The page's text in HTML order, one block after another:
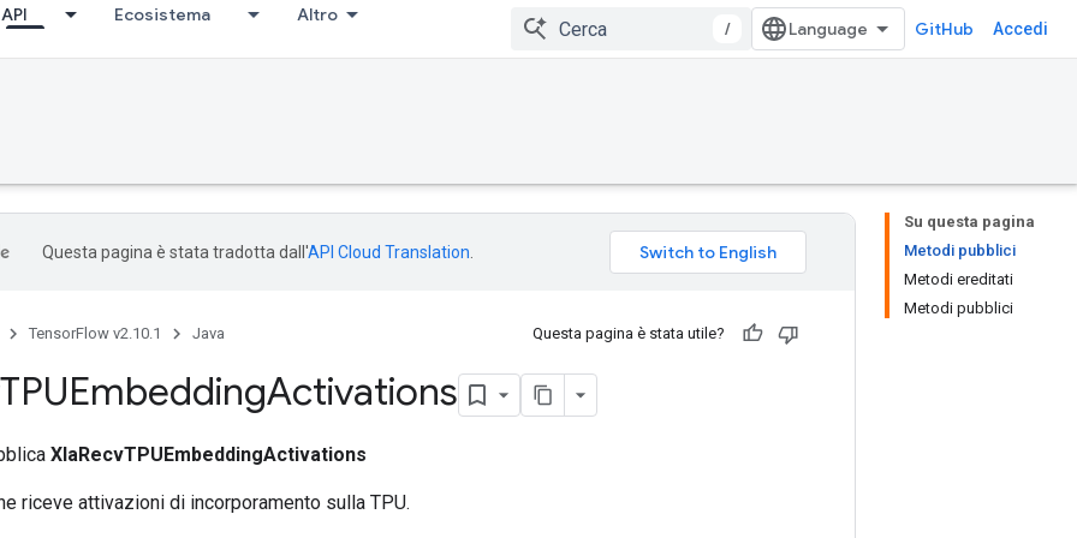
API Ecosistema Altro
/ GitHub Accedi
Su questa pagina
Metodi pubblici
Metodi ereditati
Metodi pubblici
Questa pagina è stata tradotta dall'API Cloud Translation
TensorFlow v2.10.1 Java Questa pagina è stata utile?
TPUEmbeddingActivations
XlaRecvTPUEmbeddingActivations
riceve attivazioni di incorporamento sulla TPU.